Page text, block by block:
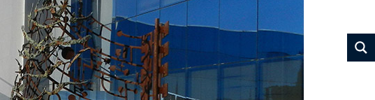
alle Imprese
Filippine: missione
Manila, 5-7 ottobre 2026
Leggi →